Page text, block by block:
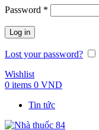
Password *
Log in
Lost your password?
Wishlist
0 items 0 VND
Tin tức